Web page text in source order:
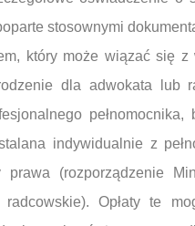
stosownymi
który może wiązać się
dla adwokata lub
indywidualnie z
prawa (rozporządzenie
Opłaty te